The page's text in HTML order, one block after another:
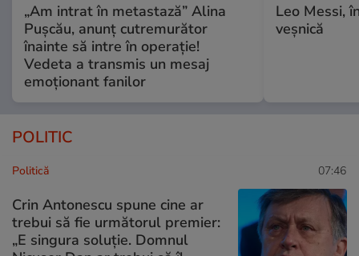
„Am intrat în metastază” Alina
Pușcău, anunț cutremurător
înainte să intre în operație!
Vedeta a transmis un mesaj
emoționant fanilor
Leo Messi,
veșnică
POLITIC
Politică 07:46
Crin Antonescu spune cine ar
trebui să fie următorul premier:
„E singura soluție. Domnul